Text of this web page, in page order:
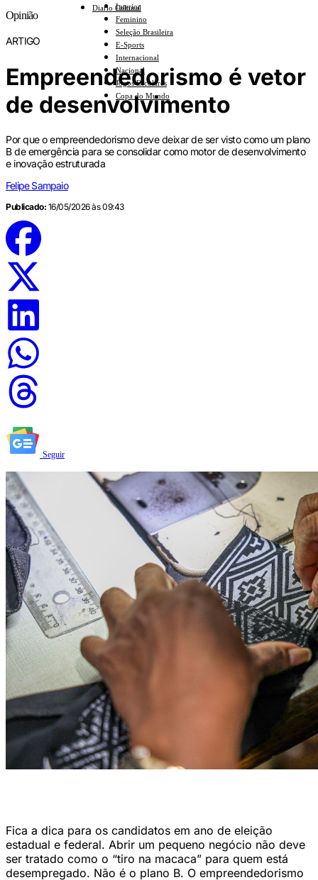
Interior
Feminino
Seleção Brasileira
E-Sports
Internacional
Nacional
Jogos Escolares
Copa do Mundo
Diario Cultural
Opinião
ARTIGO
Empreendedorismo é vetor
de desenvolvimento
Por que o empreendedorismo deve deixar de ser visto como um plano
B de emergência para se consolidar como motor de desenvolvimento
e inovação estruturada
Felipe Sampaio
Publicado: 16/05/2026 às 09:43
Seguir
Fica a dica para os candidatos em ano de eleição
estadual e federal. Abrir um pequeno negócio não deve
ser tratado como o “tiro na macaca” para quem está
desempregado. Não é o plano B. O empreendedorismo